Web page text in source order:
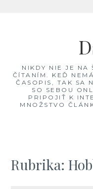
NIKDY NIE JE NA
ČÍTANÍM. KEĎ
ČASOPIS, TAK SA
SO SEBOU
PRIPOJIŤ K
MNOŽSTVO
Rubrika: